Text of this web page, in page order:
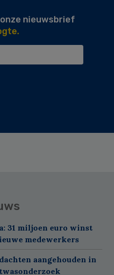
nieuwsbrief
31 miljoen euro winst
medewerkers
aangehouden in